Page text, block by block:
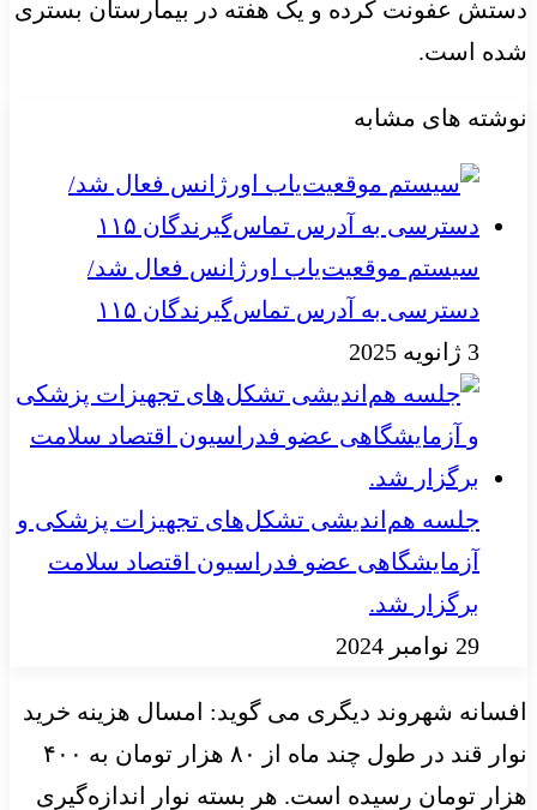
دستش عفونت کرده و یک هفته در بیمارستان بستری
شده است.
نوشته های مشابه
سیستم موقعیت‌یاب اورژانس فعال شد/
دسترسی به آدرس تماس‌گیرندگان ۱۱۵
3 ژانویه 2025
جلسه هم‌اندیشی تشکل‌های تجهیزات پزشکی و
آزمایشگاهی عضو فدراسیون اقتصاد سلامت
برگزار شد.
29 نوامبر 2024
افسانه شهروند دیگری می گوید: امسال هزینه خرید
نوار قند در طول چند ماه از ۸۰ هزار تومان به ۴۰۰
هزار تومان رسیده است. هر بسته نوار اندازه‌گیری